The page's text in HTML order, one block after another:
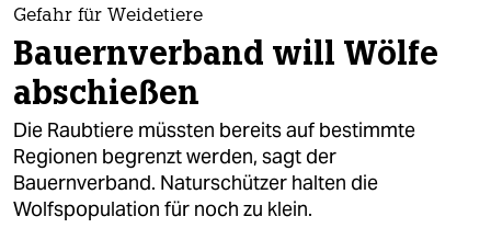
themen
politik
öko
gesellschaft
kultur
Gefahr für Weidetiere
Bauernverband will Wölfe
abschießen
Die Raubtiere müssten bereits auf bestimmte
Regionen begrenzt werden, sagt der
Bauernverband. Naturschützer halten die
Wolfspopulation für noch zu klein.